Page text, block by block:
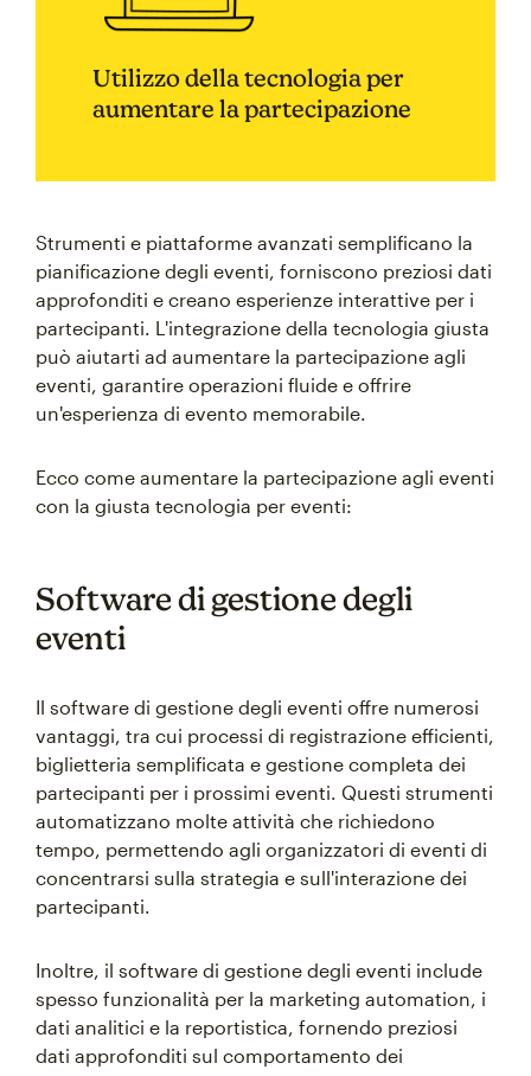
Utilizzo della tecnologia per
aumentare la partecipazione
Strumenti e piattaforme avanzati semplificano la
pianificazione degli eventi, forniscono preziosi dati
approfonditi e creano esperienze interattive per i
partecipanti. L'integrazione della tecnologia giusta
può aiutarti ad aumentare la partecipazione agli
eventi, garantire operazioni fluide e offrire
un'esperienza di evento memorabile.
Ecco come aumentare la partecipazione agli eventi
con la giusta tecnologia per eventi:
Software di gestione degli
eventi
Il software di gestione degli eventi offre numerosi
vantaggi, tra cui processi di registrazione efficienti,
biglietteria semplificata e gestione completa dei
partecipanti per i prossimi eventi. Questi strumenti
automatizzano molte attività che richiedono
tempo, permettendo agli organizzatori di eventi di
concentrarsi sulla strategia e sull'interazione dei
partecipanti.
Inoltre, il software di gestione degli eventi include
spesso funzionalità per la marketing automation, i
dati analitici e la reportistica, fornendo preziosi
dati approfonditi sul comportamento dei